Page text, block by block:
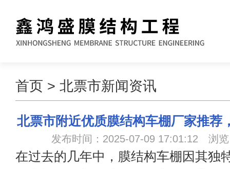
首页 > 北票市新闻资讯
北票市附近优质膜结构车棚厂家推荐
发布时间：2025-07-09 17:01:12 浏览
在过去的几年中，膜结构车棚因其独